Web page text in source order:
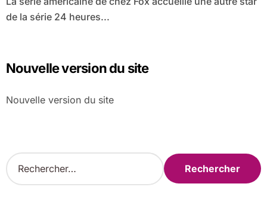
de la série 24 heures...
Nouvelle version du site
Nouvelle version du site
R
e